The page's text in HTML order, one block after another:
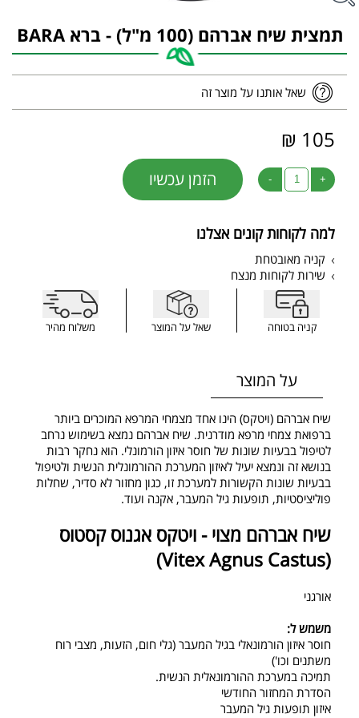
תמצית שיח אברהם (100 מ"ל) - ברא BARA
שאל אותנו על מוצר זה
105 ₪
+
- הזמן עכשיו
למה לקוחות קונים אצלנו
קניה מאובטחת
שירות לקוחות מנצח
קניה בטוחה שאל על המוצר משלוח מהיר
על המוצר
שיח אברהם (ויטקס) הינו אחד מצמחי המרפא המוכרים ביותר
ברפואת צמחי מרפא מודרנית. שיח אברהם נמצא בשימוש נרחב
לטיפול בבעיות שונות של חוסר איזון הורמונלי. הוא נחקר רבות
בנושא זה ונמצא יעיל לאיזון המערכת ההורמונלית הנשית ולטיפול
בבעיות שונות הקשורות למערכת זו, כגון מחזור לא סדיר, שחלות
פוליציסטיות, תופעות גיל המעבר, אקנה ועוד.
שיח אברהם מצוי - ויטקס אגנוס קסטוס
(Vitex Agnus Castus)
אורגני
משמש ל:
חוסר איזון הורמונאלי בגיל המעבר (גלי חום, הזעות, מצבי רוח
משתנים וכו')
תמיכה במערכת ההורמונאלית הנשית.
הסדרת המחזור החודשי
איזון תופעות גיל המעבר